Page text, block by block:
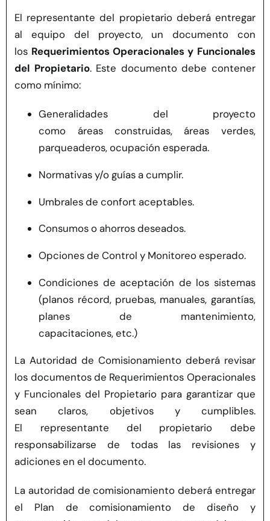
El representante del propietario deberá entregar
al equipo del proyecto, un documento con
los Requerimientos Operacionales y Funcionales
del Propietario. Este documento debe contener
como mínimo:
Generalidades del proyecto
como áreas construidas, áreas verdes,
parqueaderos, ocupación esperada.
Normativas y/o guías a cumplir.
Umbrales de confort aceptables.
Consumos o ahorros deseados.
Opciones de Control y Monitoreo esperado.
Condiciones de aceptación de los sistemas
(planos récord, pruebas, manuales, garantías,
planes de mantenimiento,
capacitaciones, etc.)
La Autoridad de Comisionamiento deberá revisar
los documentos de Requerimientos Operacionales
y Funcionales del Propietario para garantizar que
sean claros, objetivos y cumplibles.
El representante del propietario debe
responsabilizarse de todas las revisiones y
adiciones en el documento.
La autoridad de comisionamiento deberá entregar
el Plan de comisionamiento de diseño y